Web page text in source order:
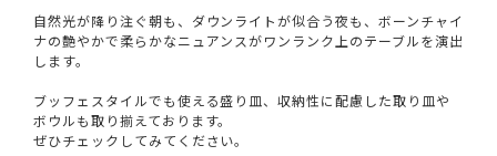
自然光が降り注ぐ朝も、ダウンライトが似合う夜も、ボーンチャイ
ナの艶やかで柔らかなニュアンスがワンランク上のテーブルを演出
します。
ブッフェスタイルでも使える盛り皿、収納性に配慮した取り皿や
ボウルも取り揃えております。
ぜひチェックしてみてください。